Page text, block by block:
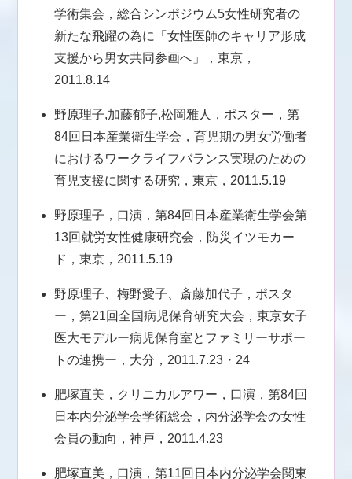
学術集会，総合シンポジウム5女性研究者の
新たな飛躍の為に「女性医師のキャリア形成
支援から男女共同参画へ」，東京，
2011.8.14
野原理子,加藤郁子,松岡雅人，ポスター，第
84回日本産業衛生学会，育児期の男女労働者
におけるワークライフバランス実現のための
育児支援に関する研究，東京，2011.5.19
野原理子，口演，第84回日本産業衛生学会第
13回就労女性健康研究会，防災イツモカー
ド，東京，2011.5.19
野原理子、梅野愛子、斎藤加代子，ポスタ
ー，第21回全国病児保育研究大会，東京女子
医大モデルー病児保育室とファミリーサポー
トの連携ー，大分，2011.7.23・24
肥塚直美，クリニカルアワー，口演，第84回
日本内分泌学会学術総会，内分泌学会の女性
会員の動向，神戸，2011.4.23
肥塚直美，口演，第11回日本内分泌学会関東